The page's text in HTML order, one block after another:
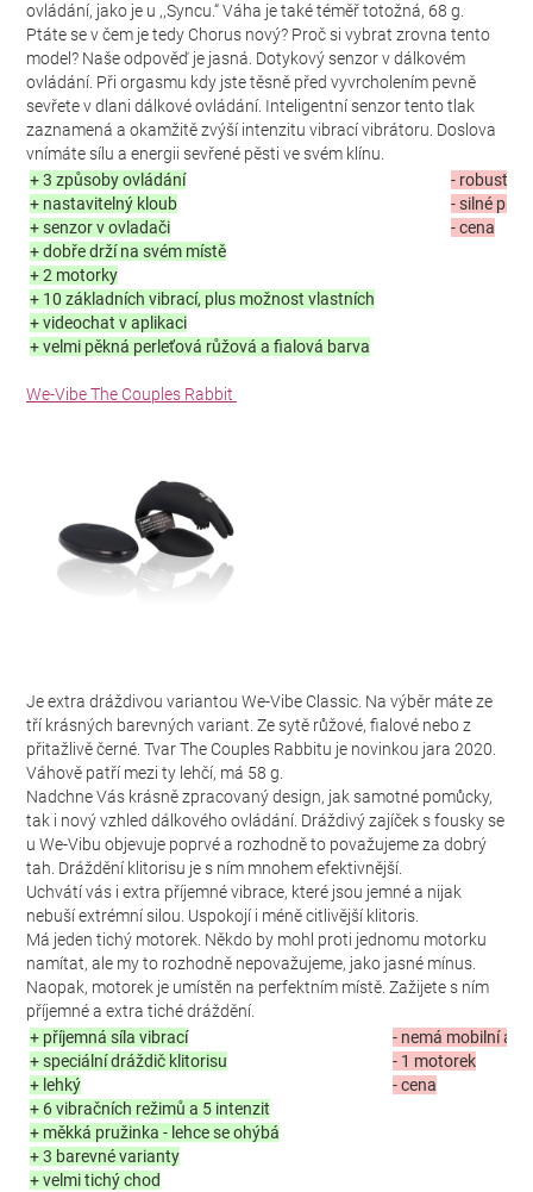
ovládání, jako je u ,,Syncu.“ Váha je také téměř totožná, 68 g.
Ptáte se v čem je tedy Chorus nový? Proč si vybrat zrovna tento
model? Naše odpověď je jasná. Dotykový senzor v dálkovém
ovládání. Při orgasmu kdy jste těsně před vyvrcholením pevně
sevřete v dlani dálkové ovládání. Inteligentní senzor tento tlak
zaznamená a okamžitě zvýší intenzitu vibrací vibrátoru. Doslova
vnímáte sílu a energii sevřené pěsti ve svém klínu.
+ 3 způsoby ovládání
- robustní
+ nastavitelný kloub
- silné pro
+ senzor v ovladači
- cena
+ dobře drží na svém místě
+ 2 motorky
+ 10 základních vibrací, plus možnost vlastních
+ videochat v aplikaci
+ velmi pěkná perleťová růžová a fialová barva
We-Vibe The Couples Rabbit
Je extra dráždivou variantou We-Vibe Classic. Na výběr máte ze
tří krásných barevných variant. Ze sytě růžové, fialové nebo z
přitažlivě černé. Tvar The Couples Rabbitu je novinkou jara 2020.
Váhově patří mezi ty lehčí, má 58 g.
Nadchne Vás krásně zpracovaný design, jak samotné pomůcky,
tak i nový vzhled dálkového ovládání. Dráždivý zajíček s fousky se
u We-Vibu objevuje poprvé a rozhodně to považujeme za dobrý
tah. Dráždění klitorisu je s ním mnohem efektivnější.
Uchvátí vás i extra příjemné vibrace, které jsou jemné a nijak
nebuší extrémní silou. Uspokojí i méně citlivější klitoris.
Má jeden tichý motorek. Někdo by mohl proti jednomu motorku
namítat, ale my to rozhodně nepovažujeme, jako jasné mínus.
Naopak, motorek je umístěn na perfektním místě. Zažijete s ním
příjemné a extra tiché dráždění.
+ příjemná síla vibrací
- nemá mobilní
+ speciální dráždič klitorisu
- 1 motorek
+ lehký
- cena
+ 6 vibračních režimů a 5 intenzit
+ měkká pružinka - lehce se ohýbá
+ 3 barevné varianty
+ velmi tichý chod